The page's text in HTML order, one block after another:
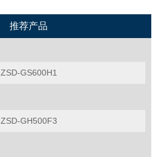
推荐产品
ZSD-GS600H1
ZSD-GH500F3